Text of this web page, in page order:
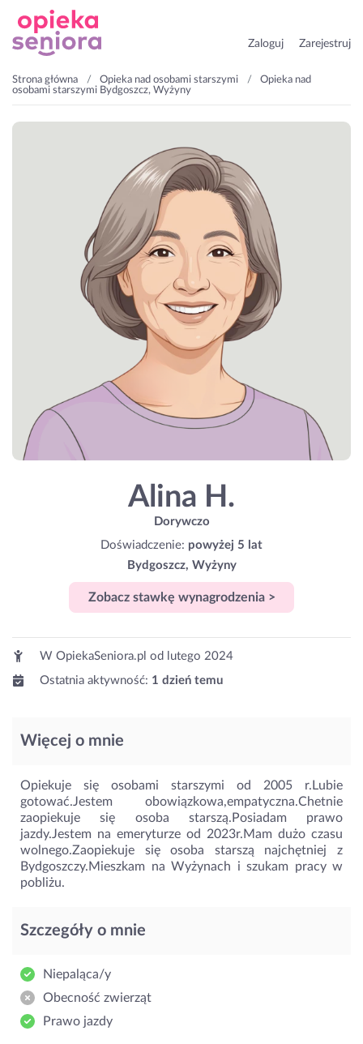
Zaloguj Zarejestruj
Strona główna Opieka nad osobami starszymi
Opieka nad
osobami starszymi Bydgoszcz, Wyżyny
Alina H.
Dorywczo
Doświadczenie: powyżej 5 lat
Bydgoszcz, Wyżyny
Zobacz stawkę wynagrodzenia >
W OpiekaSeniora.pl od
lutego 2024
Ostatnia aktywność: 1 dzień temu
Więcej o mnie
Opiekuje się osobami starszymi od 2005 r.Lubie
gotować.Jestem obowiązkowa,empatyczna.Chetnie
zaopiekuje się osoba starszą.Posiadam prawo
jazdy.Jestem na emeryturze od 2023r.Mam dużo czasu
wolnego.Zaopiekuje się osoba starszą najchętniej z
Bydgoszczy.Mieszkam na Wyżynach i szukam pracy w
pobliżu.
Szczegóły o mnie
Niepaląca/y
Obecność zwierząt
Prawo jazdy